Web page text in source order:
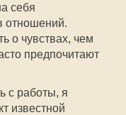
себя
отношений.
о чувствах, чем
предпочитают
с работы, я
известной